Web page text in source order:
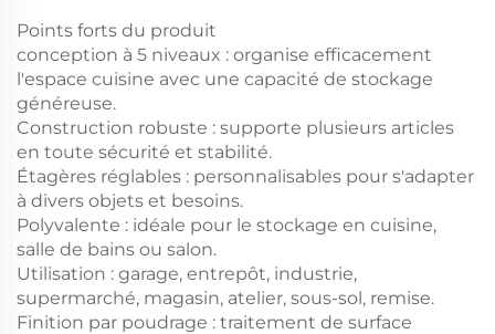
Points forts du produit
conception à 5 niveaux : organise efficacement
l'espace cuisine avec une capacité de stockage
généreuse.
Construction robuste : supporte plusieurs articles
en toute sécurité et stabilité.
Étagères réglables : personnalisables pour s'adapter
à divers objets et besoins.
Polyvalente : idéale pour le stockage en cuisine,
salle de bains ou salon.
Utilisation : garage, entrepôt, industrie,
supermarché, magasin, atelier, sous-sol, remise.
Finition par poudrage : traitement de surface